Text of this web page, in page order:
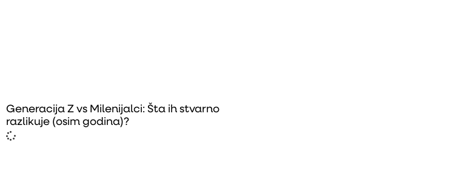
Generacija Z vs Milenijalci: Šta ih stvarno
razlikuje (osim godina)?